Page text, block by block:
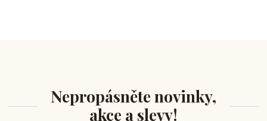
Nepropásněte novinky,
akce a slevy!